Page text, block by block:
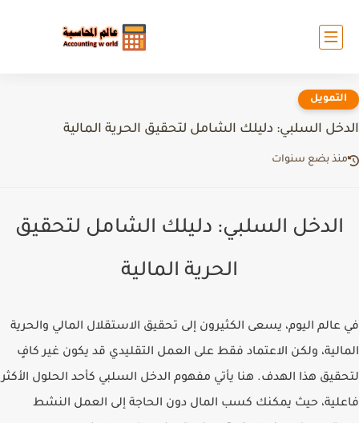
التمويل
الدخل السلبي: دليلك الشامل لتحقيق الحرية المالية
منذ بضع سنوات
الدخل السلبي: دليلك الشامل لتحقيق
الحرية المالية
في عالم اليوم، يسعى الكثيرون إلى تحقيق الاستقلال المالي والحرية
المالية، ولكن الاعتماد فقط على العمل التقليدي قد يكون غير كافٍ
لتحقيق هذا الهدف. هنا يأتي مفهوم الدخل السلبي كأحد الحلول الأكثر
فاعلية، حيث يمكنك كسب المال دون الحاجة إلى العمل النشط